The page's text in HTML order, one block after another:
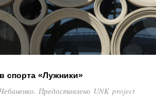
спорта «Лужники»
Предоставлено UNK project